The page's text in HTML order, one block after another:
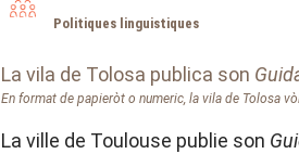
Politiques linguistiques
La vila de Tolosa publica son
En format de papieròt o numeric, la vila de Tolosa
La ville de Toulouse publie son